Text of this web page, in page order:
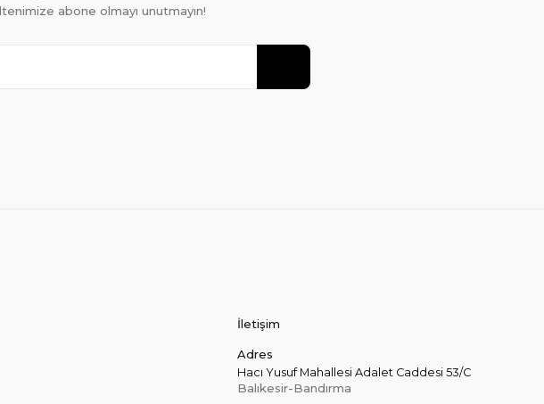
abone olmayı unutmayın!
İletişim
Adres
Hacı Yusuf Mahallesi Adalet Caddesi 53/C
Balıkesir-Bandırma